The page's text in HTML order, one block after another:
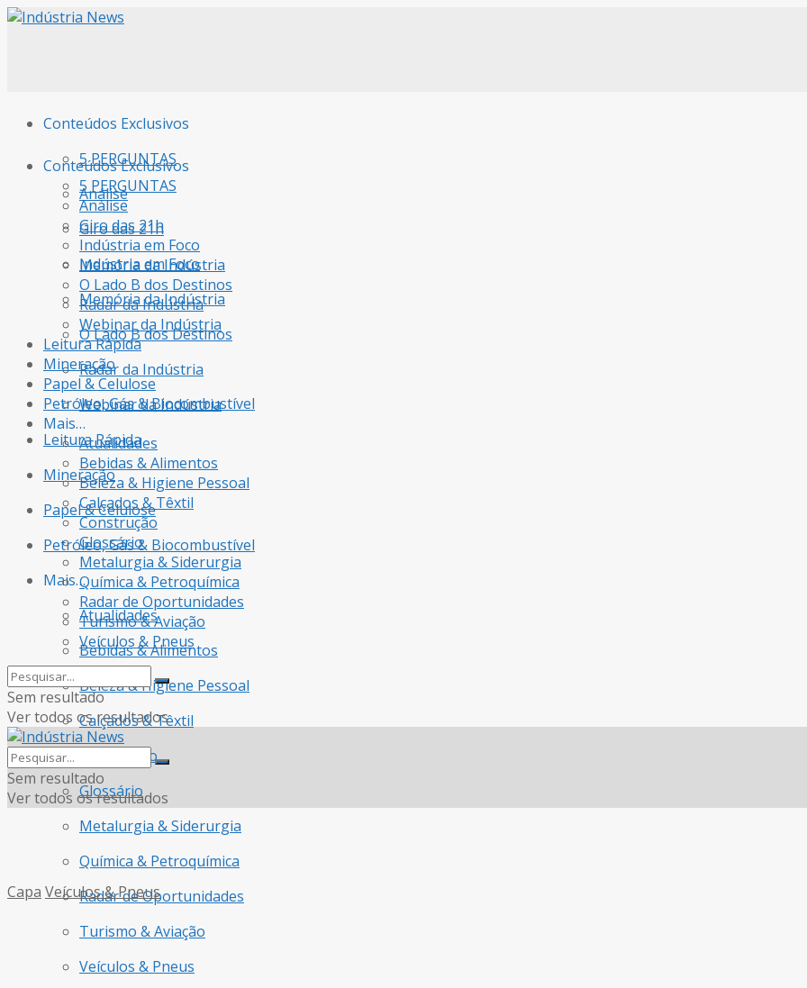
Conteúdos Exclusivos
5 PERGUNTAS
Análise
Giro das 21h
Indústria em Foco
Memória da Indústria
O Lado B dos Destinos
Radar da Indústria
Webinar da Indústria
Leitura Rápida
Mineração
Papel & Celulose
Petróleo, Gás & Biocombustível
Mais…
Atualidades
Bebidas & Alimentos
Beleza & Higiene Pessoal
Calçados & Têxtil
Construção
Glossário
Metalurgia & Siderurgia
Química & Petroquímica
Radar de Oportunidades
Turismo & Aviação
Veículos & Pneus
Conteúdos Exclusivos
5 PERGUNTAS
Análise
Giro das 21h
Indústria em Foco
Memória da Indústria
O Lado B dos Destinos
Radar da Indústria
Webinar da Indústria
Leitura Rápida
Mineração
Papel & Celulose
Petróleo, Gás & Biocombustível
Mais…
Atualidades
Bebidas & Alimentos
Beleza & Higiene Pessoal
Calçados & Têxtil
Construção
Glossário
Metalurgia & Siderurgia
Química & Petroquímica
Radar de Oportunidades
Turismo & Aviação
Veículos & Pneus
Sem resultado
Ver todos os resultados
Sem resultado
Ver todos os resultados
Capa Veículos & Pneus